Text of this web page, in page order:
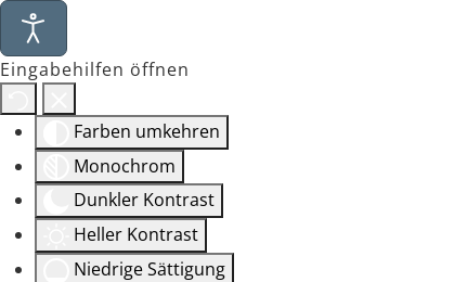
Eingabehilfen öffnen
Farben umkehren
Monochrom
Dunkler Kontrast
Heller Kontrast
Niedrige Sättigung